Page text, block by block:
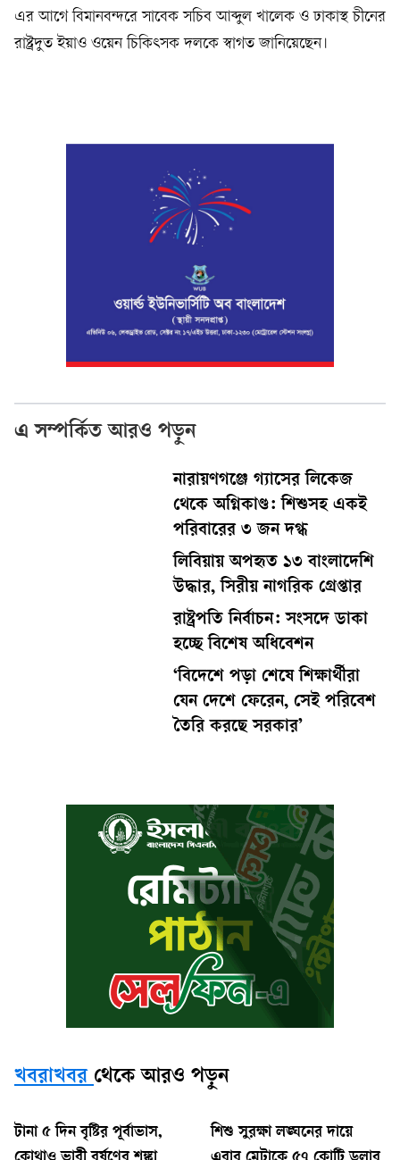
এর আগে বিমানবন্দরে সাবেক সচিব আব্দুল খালেক ও ঢাকাস্থ চীনের
রাষ্ট্রদুত ইয়াও ওয়েন চিকিৎসক দলকে স্বাগত জানিয়েছেন।
এ সম্পর্কিত আরও পড়ুন
নারায়ণগঞ্জে গ্যাসের লিকেজ
থেকে অগ্নিকাণ্ড: শিশুসহ একই
পরিবারের ৩ জন দগ্ধ
লিবিয়ায় অপহৃত ১৩ বাংলাদেশি
উদ্ধার, সিরীয় নাগরিক গ্রেপ্তার
রাষ্ট্রপতি নির্বাচন: সংসদে ডাকা
হচ্ছে বিশেষ অধিবেশন
‘বিদেশে পড়া শেষে শিক্ষার্থীরা
যেন দেশে ফেরেন, সেই পরিবেশ
তৈরি করছে সরকার’
খবরাখবর থেকে আরও পড়ুন
টানা ৫ দিন বৃষ্টির পূর্বাভাস,
শিশু সুরক্ষা লঙ্ঘনের দায়ে